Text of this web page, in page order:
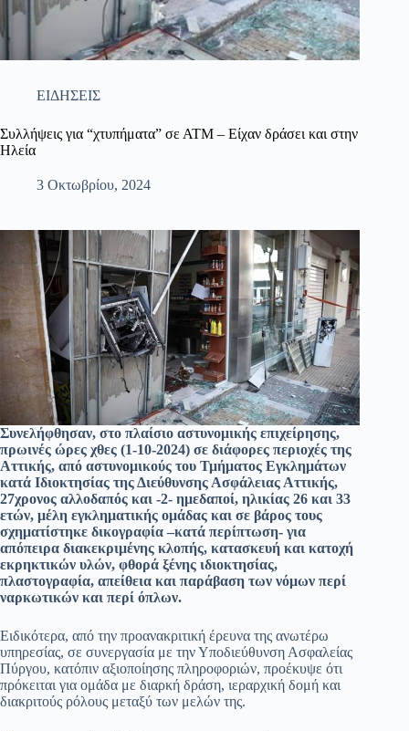
ΕΙΔΗΣΕΙΣ
Συλλήψεις για “χτυπήματα” σε ΑΤΜ – Είχαν δράσει και στην
Ηλεία
3 Οκτωβρίου, 2024
Συνελήφθησαν, στο πλαίσιο αστυνομικής επιχείρησης,
πρωινές ώρες χθες (1-10-2024) σε διάφορες περιοχές της
Αττικής, από αστυνομικούς του Τμήματος Εγκλημάτων
κατά Ιδιοκτησίας της Διεύθυνσης Ασφάλειας Αττικής,
27χρονος αλλοδαπός και -2- ημεδαποί, ηλικίας 26 και 33
ετών, μέλη εγκληματικής ομάδας και σε βάρος τους
σχηματίστηκε δικογραφία –κατά περίπτωση- για
απόπειρα διακεκριμένης κλοπής, κατασκευή και κατοχή
εκρηκτικών υλών, φθορά ξένης ιδιοκτησίας,
πλαστογραφία, απείθεια και παράβαση των νόμων περί
ναρκωτικών και περί όπλων.
Ειδικότερα, από την προανακριτική έρευνα της ανωτέρω
υπηρεσίας, σε συνεργασία με την Υποδιεύθυνση Ασφαλείας
Πύργου, κατόπιν αξιοποίησης πληροφοριών, προέκυψε ότι
πρόκειται για ομάδα με διαρκή δράση, ιεραρχική δομή και
διακριτούς ρόλους μεταξύ των μελών της.